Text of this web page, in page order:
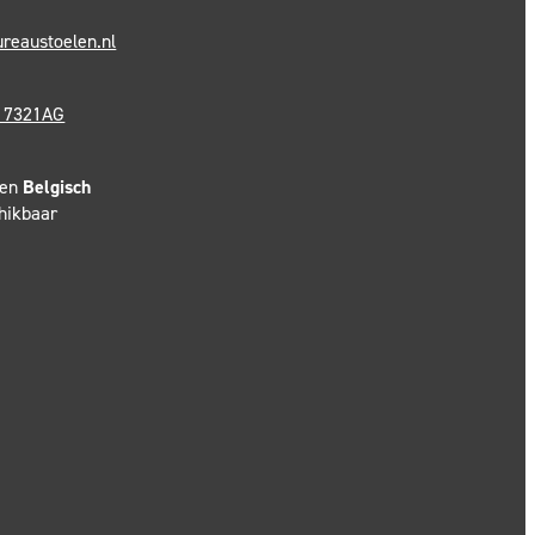
Belgisch